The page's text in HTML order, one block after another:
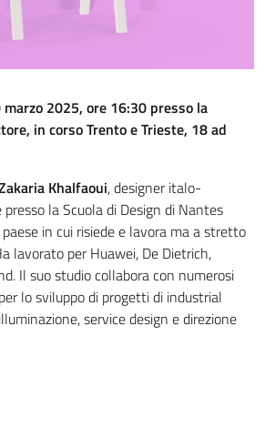
2025, ore 16:30 presso la
in corso Trento e Trieste, 18 ad
Khalfaoui, designer italo-
la Scuola di Design di Nantes
in cui risiede e lavora ma a stretto
lavorato per Huawei, De Dietrich,
Il suo studio collabora con numerosi
lo sviluppo di progetti di industrial
service design e direzione